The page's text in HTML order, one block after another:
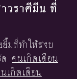
วราศีมีน ที่
มที่ทำให้สงบ
คนเกิดเดือน
เกิดเดือน